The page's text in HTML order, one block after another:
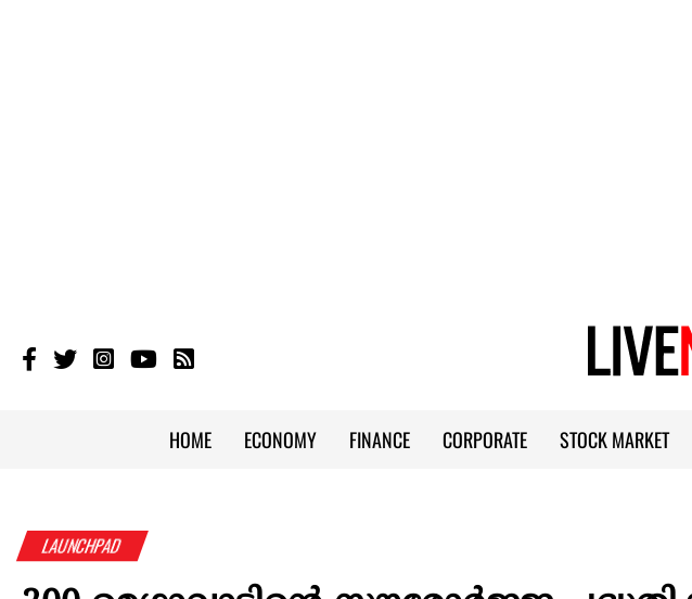
HOME ECONOMY FINANCE CORPORATE STOCK MARKET
LAUNCHPAD